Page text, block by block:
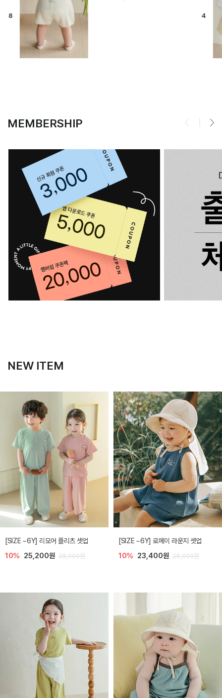
MEMBERSHIP
NEW ITEM
[SIZE ~6Y] 리모어 플리츠 셋업
10% 25,200원 28,000원
[SIZE ~6Y] 로메이 라운지 셋업
10% 23,400원 26,000원